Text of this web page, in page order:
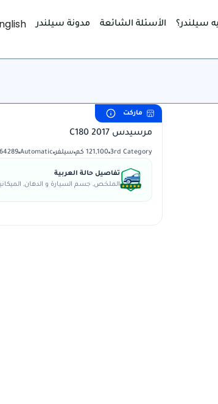
سيلندر؟ الأسئلة الشائعة مدونة سيلندر
ماركت
مرسيدس C180 2017
3rd Category 121,100 كم سيلفر Automatic
تفاصيل حالة العربية
الملخص, جسم السيارة و الدهان,